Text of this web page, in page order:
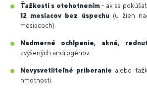
Ťažkosti s otehotnením- ak sa
12 mesiacov bez úspechu(u žien
mesiacoch).
Nadmerné ochlpenie, akné,
zvýšených androgénov.
Nevysvetliteľné priberanie alebo
hmotnosti.